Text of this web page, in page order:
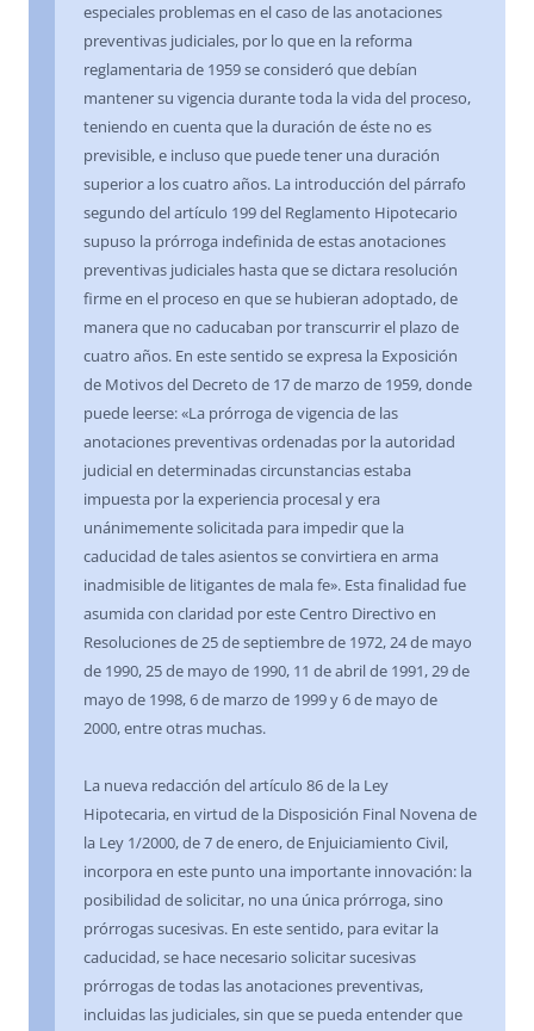
especiales problemas en el caso de las anotaciones
preventivas judiciales, por lo que en la reforma
reglamentaria de 1959 se consideró que debían
mantener su vigencia durante toda la vida del proceso,
teniendo en cuenta que la duración de éste no es
previsible, e incluso que puede tener una duración
superior a los cuatro años. La introducción del párrafo
segundo del artículo 199 del Reglamento Hipotecario
supuso la prórroga indefinida de estas anotaciones
preventivas judiciales hasta que se dictara resolución
firme en el proceso en que se hubieran adoptado, de
manera que no caducaban por transcurrir el plazo de
cuatro años. En este sentido se expresa la Exposición
de Motivos del Decreto de 17 de marzo de 1959, donde
puede leerse: «La prórroga de vigencia de las
anotaciones preventivas ordenadas por la autoridad
judicial en determinadas circunstancias estaba
impuesta por la experiencia procesal y era
unánimemente solicitada para impedir que la
caducidad de tales asientos se convirtiera en arma
inadmisible de litigantes de mala fe». Esta finalidad fue
asumida con claridad por este Centro Directivo en
Resoluciones de 25 de septiembre de 1972, 24 de mayo
de 1990, 25 de mayo de 1990, 11 de abril de 1991, 29 de
mayo de 1998, 6 de marzo de 1999 y 6 de mayo de
2000, entre otras muchas.
La nueva redacción del artículo 86 de la Ley
Hipotecaria, en virtud de la Disposición Final Novena de
la Ley 1/2000, de 7 de enero, de Enjuiciamiento Civil,
incorpora en este punto una importante innovación: la
posibilidad de solicitar, no una única prórroga, sino
prórrogas sucesivas. En este sentido, para evitar la
caducidad, se hace necesario solicitar sucesivas
prórrogas de todas las anotaciones preventivas,
incluidas las judiciales, sin que se pueda entender que